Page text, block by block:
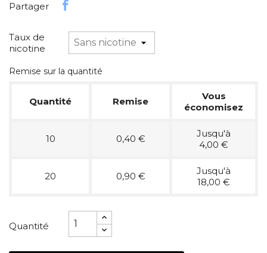
Partager
Taux de
nicotine
Remise sur la quantité
Quantité Remise
Vous
économisez
10 0,40 €
Jusqu'à
4,00 €
20 0,90 €
Jusqu'à
18,00 €
Quantité